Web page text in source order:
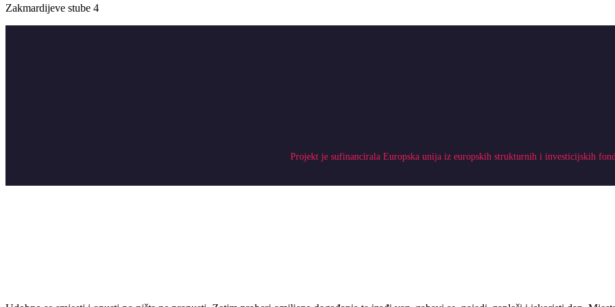
Zakmardijeve stube 4
Projekt je sufinancirala Europska unija iz europskih strukturnih i investicijskih